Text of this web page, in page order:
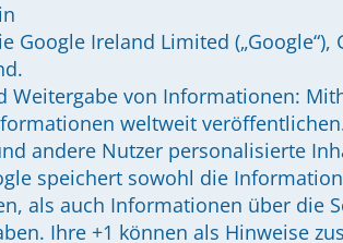
Google Ireland Limited
Weitergabe von Informationen:
weltweit
andere Nutzer personalisierte
speichert sowohl die
als auch Informationen über die
Ihre +1 können als Hinweise